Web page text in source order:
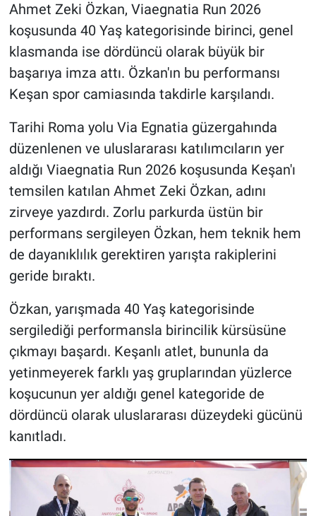
Ahmet Zeki Özkan, Viaegnatia Run 2026
koşusunda 40 Yaş kategorisinde birinci, genel
klasmanda ise dördüncü olarak büyük bir
başarıya imza attı. Özkan'ın bu performansı
Keşan spor camiasında takdirle karşılandı.
Tarihi Roma yolu Via Egnatia güzergahında
düzenlenen ve uluslararası katılımcıların yer
aldığı Viaegnatia Run 2026 koşusunda Keşan'ı
temsilen katılan Ahmet Zeki Özkan, adını
zirveye yazdırdı. Zorlu parkurda üstün bir
performans sergileyen Özkan, hem teknik hem
de dayanıklılık gerektiren yarışta rakiplerini
geride bıraktı.
Özkan, yarışmada 40 Yaş kategorisinde
sergilediği performansla birincilik kürsüsüne
çıkmayı başardı. Keşanlı atlet, bununla da
yetinmeyerek farklı yaş gruplarından yüzlerce
koşucunun yer aldığı genel kategoride de
dördüncü olarak uluslararası düzeydeki gücünü
kanıtladı.